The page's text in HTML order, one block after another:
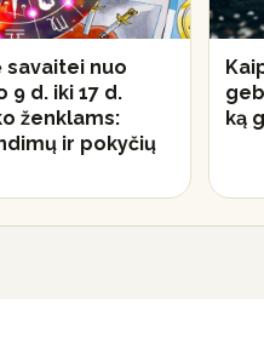
savaitei nuo
9 d. iki 17 d.
ženklams:
ir pokyčių
ką